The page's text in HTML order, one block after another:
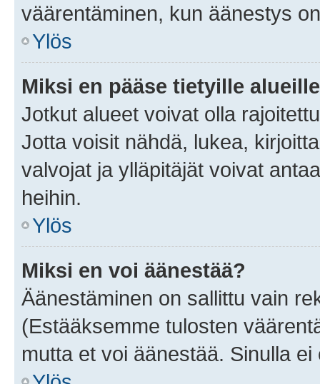
väärentäminen, kun äänestys
Ylös
Miksi en pääse tietyille
Jotkut alueet voivat olla
Jotta voisit nähdä, lukea,
valvojat ja ylläpitäjät voivat
heihin.
Ylös
Miksi en voi äänestää?
Äänestäminen on sallittu vain
(Estääksemme tulosten
mutta et voi äänestää. Sinulla